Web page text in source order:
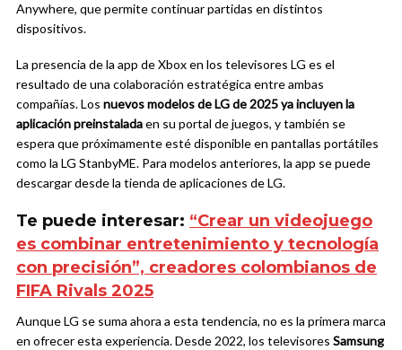
Anywhere, que permite continuar partidas en distintos
dispositivos.
La presencia de la app de Xbox en los televisores LG es el
resultado de una colaboración estratégica entre ambas
compañías. Los nuevos modelos de LG de 2025 ya incluyen la
aplicación preinstaladaen su portal de juegos, y también se
espera que próximamente esté disponible en pantallas portátiles
como la LG StanbyME. Para modelos anteriores, la app se puede
descargar desde la tienda de aplicaciones de LG.
Te puede interesar: “Crear un videojuego
es combinar entretenimiento y tecnología
con precisión”, creadores colombianos de
FIFA Rivals 2025
Aunque LG se suma ahora a esta tendencia, no es la primera marca
en ofrecer esta experiencia. Desde 2022, los televisores Samsung